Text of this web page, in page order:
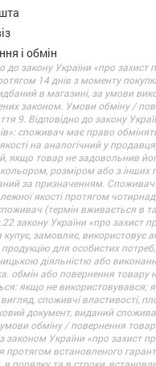
і обмін
до закону України «про захист
14 днів з моменту
в магазині, за умови
законом. Умови обміну /
9. Відповідно до закону
споживач має право
на аналогічний у
якщо товар не задовольнив
розміром або з
за призначенням.
якості протягом
(термін вживається в
закону України «про захист
купує, замовляє, використовує
для особистих потреб,
діяльністю або
обмін або повернення товару
якщо не використовувався;
споживчі властивості,
документ, виданий
обміну / повернення
законом України «про захист
протягом встановленого
порядку та в строки,